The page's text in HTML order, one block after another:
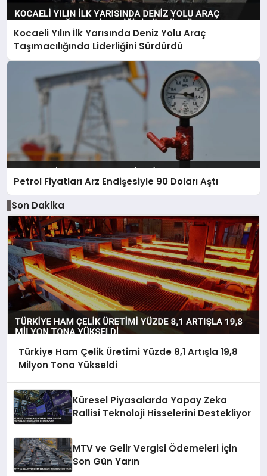
Kocaeli Yılın İlk Yarısında Deniz Yolu Araç
Taşımacılığında Liderliğini Sürdürdü
Petrol Fiyatları Arz Endişesiyle 90 Doları Aştı
Son Dakika
Türkiye Ham Çelik Üretimi Yüzde 8,1 Artışla 19,8
Milyon Tona Yükseldi
Küresel Piyasalarda Yapay Zeka
Rallisi Teknoloji Hisselerini Destekliyor
MTV ve Gelir Vergisi Ödemeleri İçin
Son Gün Yarın